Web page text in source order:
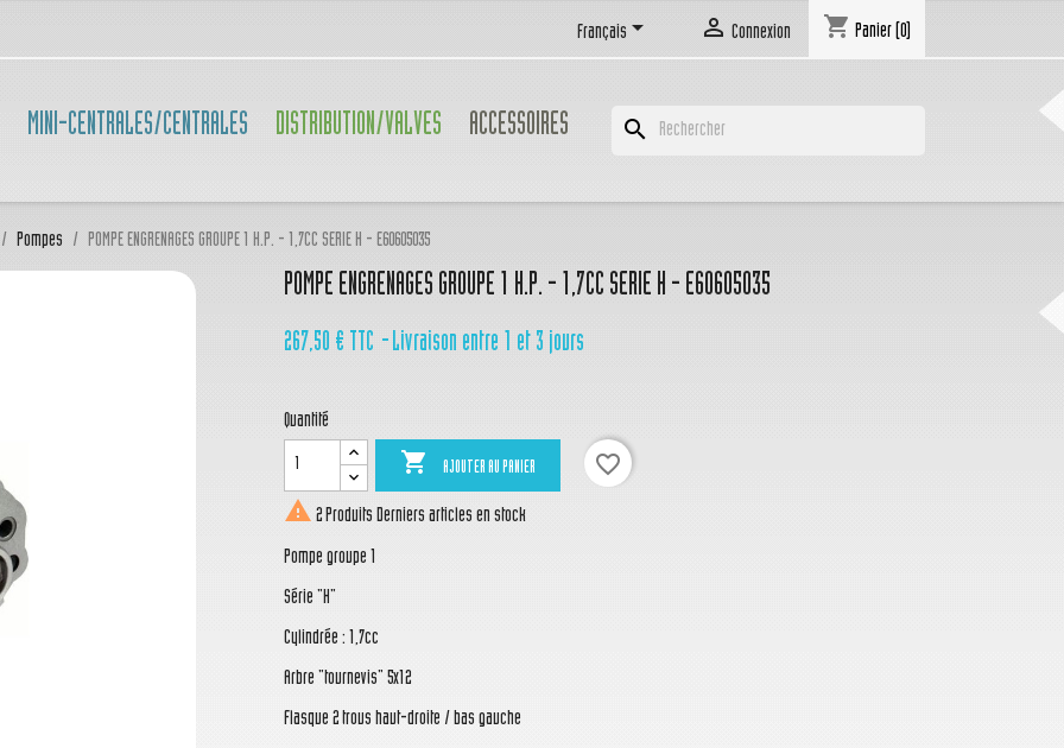
Français  Connexion shopping_cart Panier (0)
MINI-CENTRALES/CENTRALES DISTRIBUTION/VALVES ACCESSOIRES search
Pompes POMPE ENGRENAGES GROUPE 1 H.P. - 1,7CC SERIE H - E60605035
POMPE ENGRENAGES GROUPE 1 H.P. - 1,7CC SERIE H - E60605035
267,50 € TTC Livraison entre 1 et 3 jours
Quantité
 AJOUTER AU PANIER
favorite_border
 2 Produits Derniers articles en stock
Pompe groupe 1
Série "H"
Cylindrée : 1,7cc
Arbre "tournevis" 5x12
Flasque 2 trous haut-droite / bas gauche